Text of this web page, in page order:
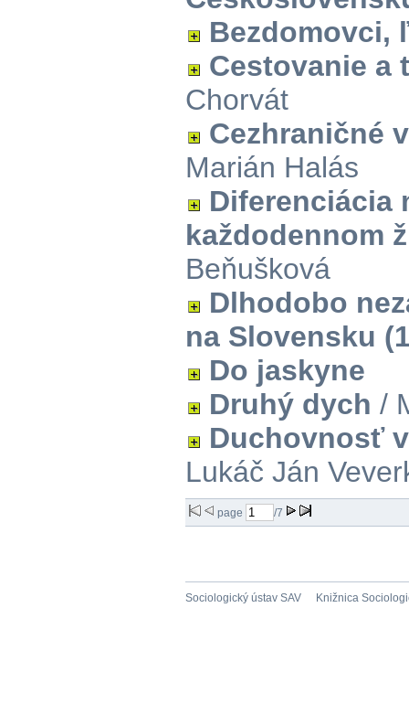
Bezdomovci,
Cestovanie a
Chorvát
Cezhraničné
Marián Halás
Diferenciácia
každodennom
Beňušková
Dlhodobo
na Slovensku
Do jaskyne
Druhý dych /
Duchovnosť
Lukáč Ján
page /7
Sociologický ústav SAV Knižnica